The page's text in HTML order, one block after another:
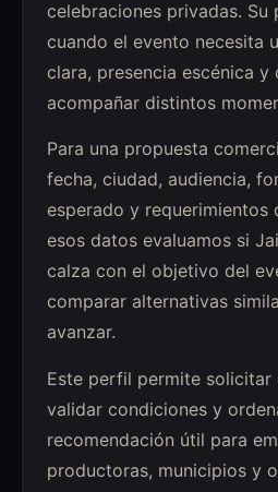
celebraciones privadas. Su
cuando el evento necesita
clara, presencia escénica y
acompañar distintos
Para una propuesta
fecha, ciudad, audiencia,
esperado y requerimientos
esos datos evaluamos si
calza con el objetivo del
comparar alternativas
avanzar.
Este perfil permite solicitar
validar condiciones y
recomendación útil para
productoras, municipios y